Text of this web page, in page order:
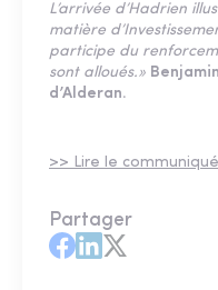
L’arrivée d’Hadrien
matière
participe du
sont alloués.»
d’Alderan.
>> Lire le communiqué
Partager